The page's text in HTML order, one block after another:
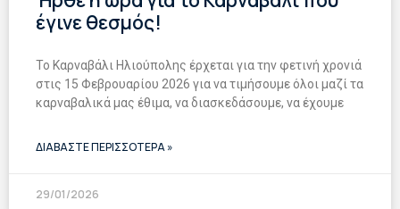
έγινε θεσμός!
Το Καρναβάλι Ηλιούπολης έρχεται για την φετινή χρονιά
στις 15 Φεβρουαρίου 2026 για να τιμήσουμε όλοι μαζί τα
καρναβαλικά μας έθιμα, να διασκεδάσουμε, να έχουμε
ΔΙΑΒΑΣΤΕ ΠΕΡΙΣΣΟΤΕΡΑ »
29/01/2026